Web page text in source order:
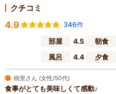
クチコミ
4.9
346件
部屋
4.5 朝食
風呂
4.4 夕食
樹里さん (女性/50代)
食事がとても美味しくて感動♪